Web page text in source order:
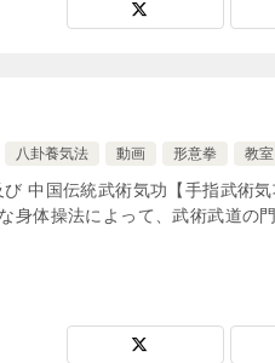
八卦養気法 動画 形意拳 教室
中国伝統武術気功【手指武術
身体操法によって、武術武道の